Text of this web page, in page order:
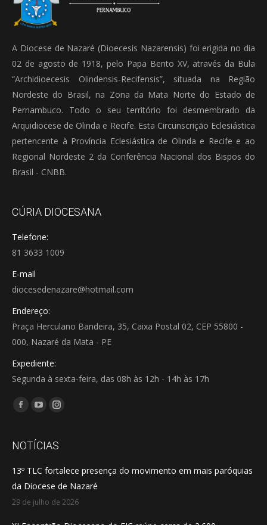
A Diocese de Nazaré (Dioecesis Nazarensis) foi erigida no dia
02 de agosto de 1918, pelo Papa Bento XV, através da Bula
“Archidioecesis Olindensis-Recifensis”, situada na Região
Nordeste do Brasil, na Zona da Mata Norte do Estado de
Pernambuco. Todo o seu território foi desmembrado da
Arquidiocese de Olinda e Recife. Esta Circunscrição Eclesiástica
pertencente à Província Eclesiástica de Olinda e Recife e ao
Regional Nordeste 2 da Conferência Nacional dos Bispos do
Brasil - CNBB.
CÚRIA DIOCESANA
Telefone:
81 3633 1009
E-mail
diocesedenazare@hotmail.com
Endereço:
Praça Herculano Bandeira, 35, Caixa Postal 02, CEP 55800 -
000, Nazaré da Mata - PE
Expediente:
Segunda à sexta-feira, das 08h às 12h - 14h às 17h
Encontre-nos em:
Facebook
opens
new
window
YouTube
opens
new
window
Instagram
opens
new
window
NOTÍCIAS
13º TLC fortalece presença do movimento em mais paróquias
da Diocese de Nazaré
29 de julho de 2026